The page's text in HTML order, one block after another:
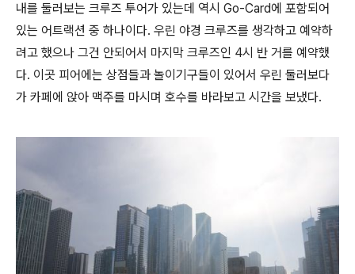
내를 둘러보는 크루즈 투어가 있는데 역시 Go-Card에 포함되어
있는 어트랙션 중 하나이다. 우린 야경 크루즈를 생각하고 예약하
려고 했으나 그건 안되어서 마지막 크루즈인 4시 반 거를 예약했
다. 이곳 피어에는 상점들과 놀이기구들이 있어서 우린 둘러보다
가 카페에 앉아 맥주를 마시며 호수를 바라보고 시간을 보냈다.